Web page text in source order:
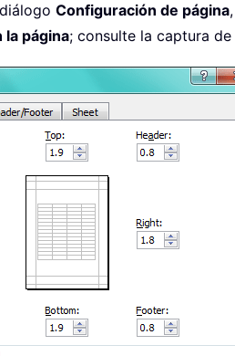
Configuración de página
la página; consulte la captura